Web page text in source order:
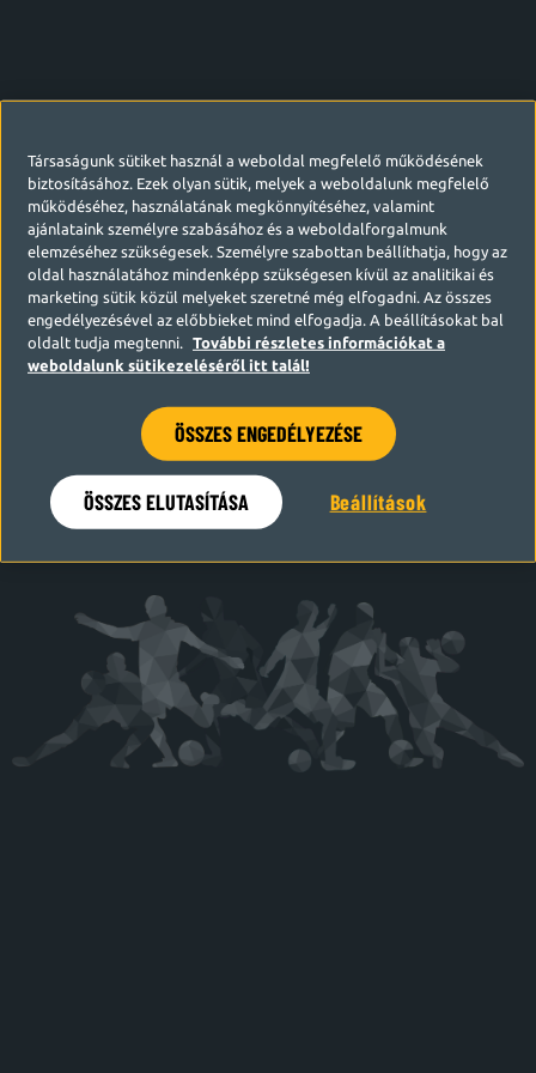
Hamarosan visszatérünk
Társaságunk sütiket használ a weboldal megfelelő működésének
biztosításához. Ezek olyan sütik, melyek a weboldalunk megfelelő
működéséhez, használatának megkönnyítéséhez, valamint
ajánlataink személyre szabásához és a weboldalforgalmunk
elemzéséhez szükségesek. Személyre szabottan beállíthatja, hogy az
oldal használatához mindenképp szükségesen kívül az analitikai és
marketing sütik közül melyeket szeretné még elfogadni. Az összes
engedélyezésével az előbbieket mind elfogadja. A beállításokat bal
oldalt tudja megtenni.
További részletes információkat a
weboldalunk sütikezeléséről itt talál!
ÖSSZES ENGEDÉLYEZÉSE
ÖSSZES ELUTASÍTÁSA Beállítások